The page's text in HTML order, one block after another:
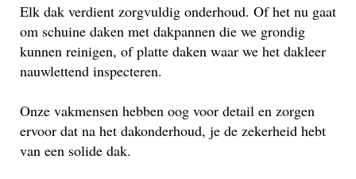
Elk dak verdient zorgvuldig onderhoud. Of het nu gaat
om schuine daken met dakpannen die we grondig
kunnen reinigen, of platte daken waar we het dakleer
nauwlettend inspecteren.
Onze vakmensen hebben oog voor detail en zorgen
ervoor dat na het dakonderhoud, je de zekerheid hebt
van een solide dak.